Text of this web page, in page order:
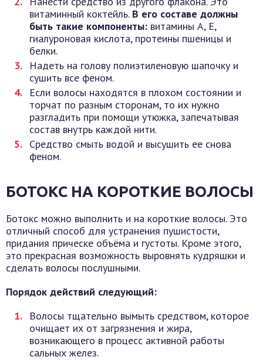
витаминный коктейль. В его составе должны
быть такие компоненты: витамины А, Е,
гиалуроновая кислота, протеины пшеницы и
белки.
Надеть на голову полиэтиленовую шапочку и
сушить все феном.
Если волосы находятся в плохом состоянии и
торчат по разным сторонам, то их нужно
разгладить при помощи утюжка, запечатывая
состав внутрь каждой нити.
Средство смыть водой и высушить ее снова
феном.
БОТОКС НА КОРОТКИЕ ВОЛОСЫ
Ботокс можно выполнить и на короткие волосы. Это
отличный способ для устранения пушистости,
придания прическе объёма и густоты. Кроме этого,
это прекрасная возможность выровнять кудряшки и
сделать волосы послушными.
Порядок действий следующий:
Волосы тщательно вымыть средством, которое
очищает их от загрязнения и жира,
возникающего в процесс активной работы
сальных желез.